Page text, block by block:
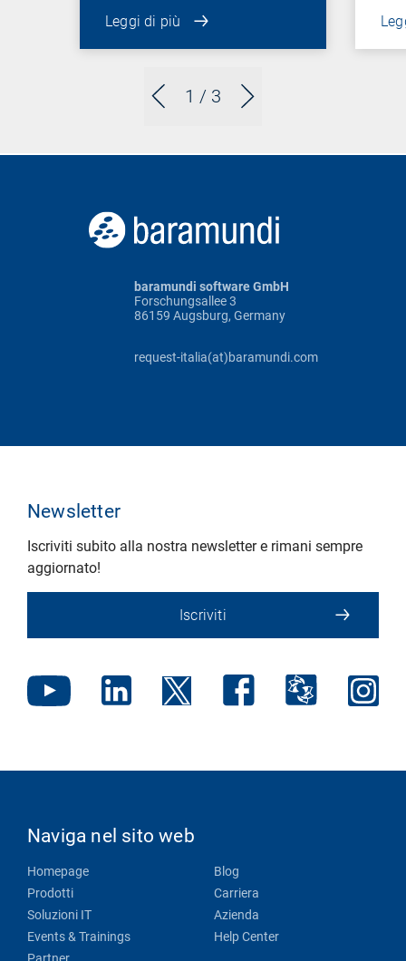
1 / 3
Leggi di più
baramundi software GmbH
Forschungsallee 3
86159 Augsburg, Germany
request-italia(at)baramundi.com
Newsletter
Iscriviti subito alla nostra newsletter e rimani sempre
aggiornato!
Iscriviti
Naviga nel sito web
Homepage
Prodotti
Soluzioni IT
Events & Trainings
Blog
Carriera
Azienda
Help Center